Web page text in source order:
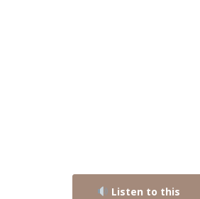
Listen to this